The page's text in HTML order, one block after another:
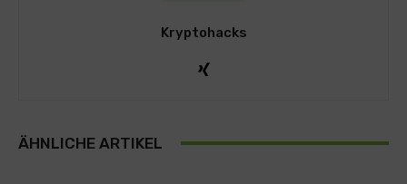
Kryptohacks
ÄHNLICHE ARTIKEL